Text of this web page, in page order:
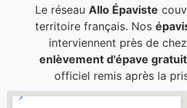
Le réseauAllo Épaviste
territoire français. Nos
interviennent près de
enlèvement d'épave gratuit
officiel remis après la